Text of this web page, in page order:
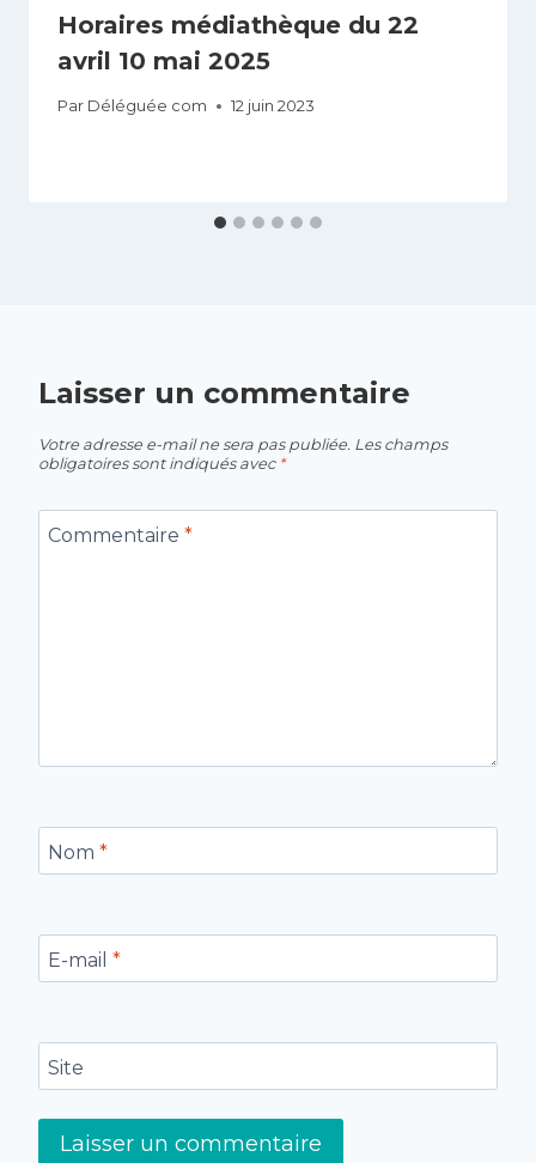
Horaires médiathèque du 22
avril 10 mai 2025
Par Déléguée com 12 juin 2023
Laisser un commentaire
Votre adresse e-mail ne sera pas publiée. Les champs
obligatoires sont indiqués avec *
Commentaire *
Nom *
E-mail *
Site